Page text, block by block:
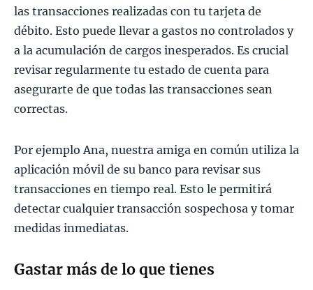
las transacciones realizadas con tu tarjeta de
débito. Esto puede llevar a gastos no controlados y
a la acumulación de cargos inesperados. Es crucial
revisar regularmente tu estado de cuenta para
asegurarte de que todas las transacciones sean
correctas.
Por ejemplo Ana, nuestra amiga en común utiliza la
aplicación móvil de su banco para revisar sus
transacciones en tiempo real. Esto le permitirá
detectar cualquier transacción sospechosa y tomar
medidas inmediatas.
Gastar más de lo que tienes